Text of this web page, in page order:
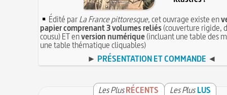
Édité parLa France pittoresque, cet ouvrage existe en
papier comprenant 3 volumes reliés(couverture rigide,
cousu) ET enversion numérique(incluant une table des
une table thématique cliquables)
► PRÉSENTATION ET COMMANDE ◄
Les PlusRÉCENTS Les Plus LUS